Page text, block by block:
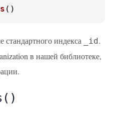
()
стандартного индекса _id.
в нашей библиотеке,